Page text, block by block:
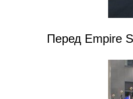
Перед Empire